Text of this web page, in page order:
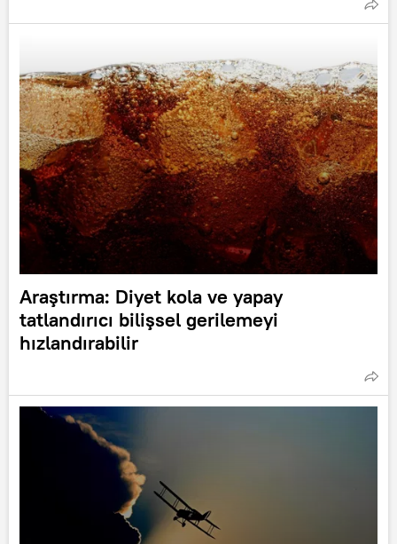
Araştırma: Diyet kola ve yapay
tatlandırıcı bilişsel gerilemeyi
hızlandırabilir